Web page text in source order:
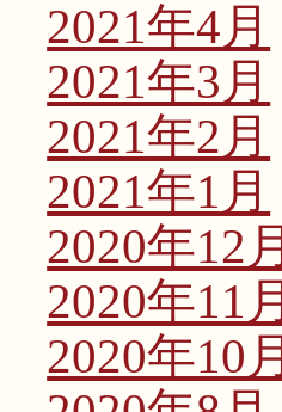
2021年4月
2021年3月
2021年2月
2021年1月
2020年12月
2020年11月
2020年10月